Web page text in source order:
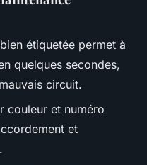
étiquetée permet à
quelques secondes,
circuit.
couleur et numéro
et